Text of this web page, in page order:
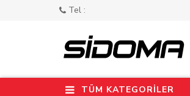
Tel :
TÜM KATEGORİLER